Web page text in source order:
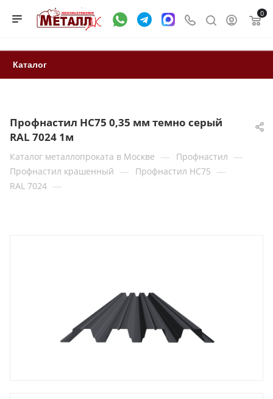
0
Каталог
Профнастил НС75 0,35 мм темно серый
RAL 7024 1м
Каталог металлопроката в Москве — Профнастил —
Профнастил крашенный — Профнастил НС75 —
RAL 7024 —